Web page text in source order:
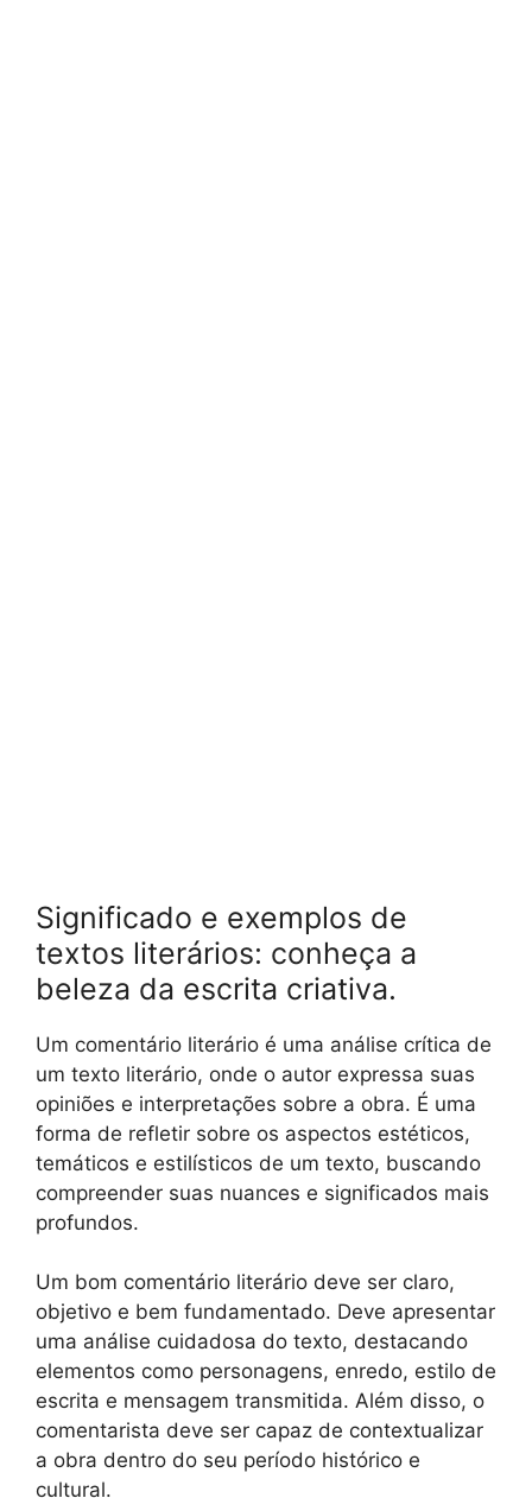
Significado e exemplos de
textos literários: conheça a
beleza da escrita criativa.
Um comentário literário é uma análise crítica de
um texto literário, onde o autor expressa suas
opiniões e interpretações sobre a obra. É uma
forma de refletir sobre os aspectos estéticos,
temáticos e estilísticos de um texto, buscando
compreender suas nuances e significados mais
profundos.
Um bom comentário literário deve ser claro,
objetivo e bem fundamentado. Deve apresentar
uma análise cuidadosa do texto, destacando
elementos como personagens, enredo, estilo de
escrita e mensagem transmitida. Além disso, o
comentarista deve ser capaz de contextualizar
a obra dentro do seu período histórico e
cultural.